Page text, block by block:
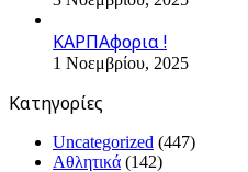
ΚΑΡΠΑφορια !
1 Νοεμβρίου, 2025
Kατηγορίες
Uncategorized (447)
Αθλητικά (142)